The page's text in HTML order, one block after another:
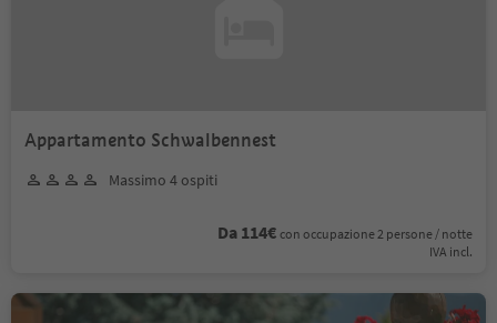
Appartamento Schwalbennest
Massimo 4 ospiti
Da 114€ con occupazione 2 persone / notte
IVA incl.